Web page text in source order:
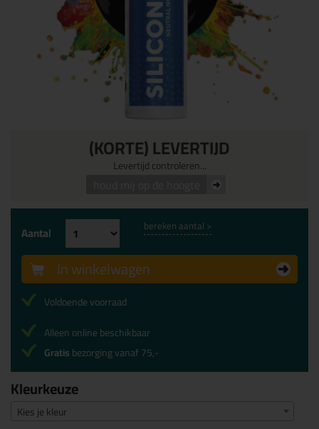
(KORTE) LEVERTIJD
Levertijd controleren...
Kleurkeuze
Kies je kleur
Aantal bereken aantal >
In winkelwagen
Voldoende voorraad
Alleen online beschikbaar
Gratisbezorging vanaf 75,-